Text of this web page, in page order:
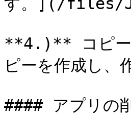
**4.)** コピー
ピーを作成し、
#### アプリの